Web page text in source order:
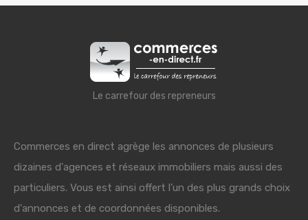
Le carrefour des repreneurs
Commerces en direct agrège les annonces de plusieurs
dizaines d'agences et réseaux immobiliers mais aussi des
particuliers. Vous est ainsi offert l'un des plus grands choix
d'annonces et de coordonnées disponibles.